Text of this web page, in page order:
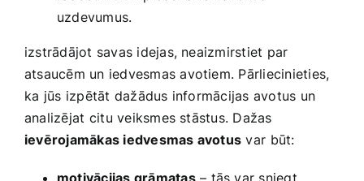
uzdevumus.
izstrādājot savas idejas, neaizmirstiet par
atsaucēm un iedvesmas avotiem. Pārliecinieties,
ka⁤ jūs izpētāt dažādus informācijas avotus⁢ un
analizējat ⁣citu veiksmes ‍stāstus. Dažas
ievērojamākas iedvesmas avotus var ⁢būt:
motivācijas grāmatas– tās var‌ sniegt